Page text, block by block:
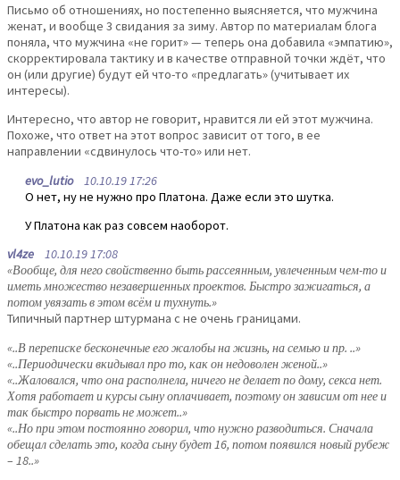
Письмо об отношениях, но постепенно выясняется, что мужчина
женат, и вообще 3 свидания за зиму. Автор по материалам блога
поняла, что мужчина «не горит» — теперь она добавила «эмпатию»,
скорректировала тактику и в качестве отправной точки ждёт, что
он (или другие) будут ей что-то «предлагать» (учитывает их
интересы).
Интересно, что автор не говорит, нравится ли ей этот мужчина.
Похоже, что ответ на этот вопрос зависит от того, в ее
направлении «сдвинулось что-то» или нет.
evo_lutio10.10.19 17:26
О нет, ну не нужно про Платона. Даже если это шутка.
У Платона как раз совсем наоборот.
vl4ze 10.10.19 17:08
«Вообще, для него свойственно быть рассеянным, увлеченным чем-то и
иметь множество незавершенных проектов. Быстро зажигаться, а
потом увязать в этом всём и тухнуть.»
Типичный партнер штурмана с не очень границами.
«..В переписке бесконечные его жалобы на жизнь, на семью и пр. ..»
«..Периодически вкидывал про то, как он недоволен женой..»
«..Жаловался, что она располнела, ничего не делает по дому, секса нет.
Хотя работает и курсы сыну оплачивает, поэтому он зависим от нее и
так быстро порвать не может..»
«..Но при этом постоянно говорил, что нужно разводиться. Сначала
обещал сделать это, когда сыну будет 16, потом появился новый рубеж
– 18..»